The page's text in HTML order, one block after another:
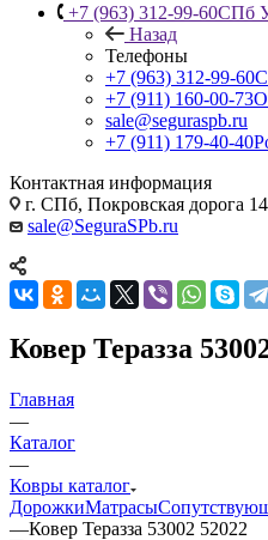
+7 (963) 312-99-60СПб
Назад
Телефоны
+7 (963) 312-99-60
+7 (911) 160-00-73
sale@seguraspb.ru
+7 (911) 179-40-40
Контактная информация
г. СПб, Покровская дорога
sale@SeguraSPb.ru
Ковер Теразза
Главная
—
Каталог
—
Ковры каталог
ДорожкиМатрасы
—Ковер Теразза 53002 52022